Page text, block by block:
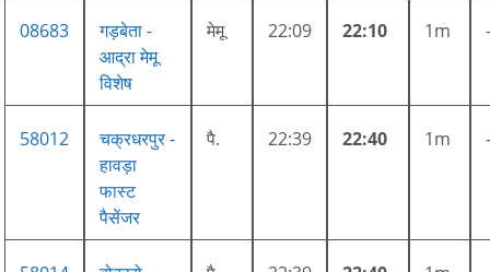
08683
गड़बेता -
आद्रा मेमू
विशेष
मेमू 22:09 22:10 1m
58012
चक्रधरपुर -
हावड़ा
फास्ट
पैसेंजर
पै. 22:39 22:40 1m